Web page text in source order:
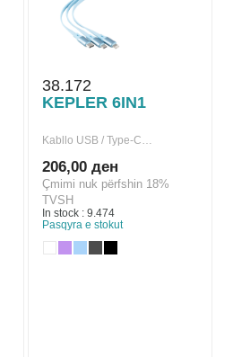
38.172
KEPLER 6IN1
Kabllo USB / Type-C…
206,00 ден
Çmimi nuk përfshin 18%
TVSH
In stock : 9.474
Pasqyra e stokut